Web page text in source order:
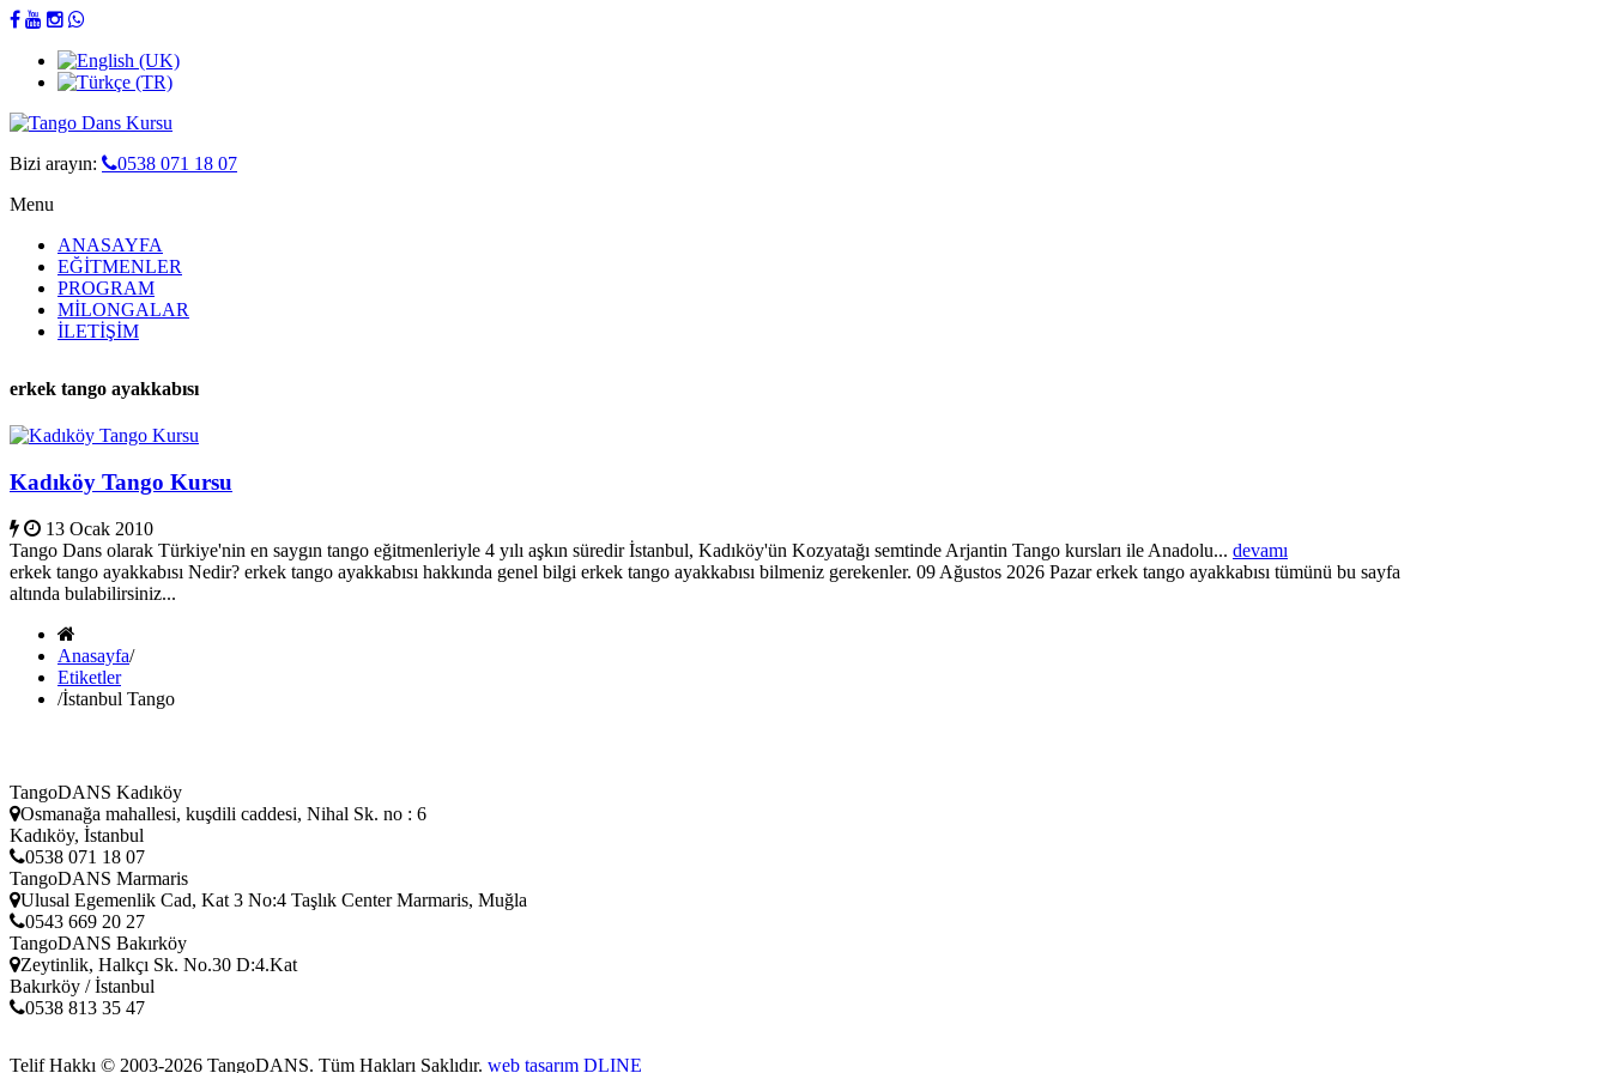
Bizi arayın: 0538 071 18 07
Menu
ANASAYFA
EĞİTMENLER
PROGRAM
MİLONGALAR
İLETİŞİM
erkek tango ayakkabısı
Kadıköy Tango Kursu
13 Ocak 2010
Tango Dans olarak Türkiye'nin en saygın tango eğitmenleriyle 4 yılı aşkın süredir İstanbul, Kadıköy'ün Kozyatağı semtinde Arjantin Tango kursları ile Anadolu... devamı
erkek tango ayakkabısı Nedir? erkek tango ayakkabısı hakkında genel bilgi erkek tango ayakkabısı bilmeniz gerekenler. 09 Ağustos 2026 Pazar erkek tango ayakkabısı tümünü bu sayfa
altında bulabilirsiniz...
Anasayfa/
Etiketler
/İstanbul Tango
TangoDANS Kadıköy
Osmanağa mahallesi, kuşdili caddesi, Nihal Sk. no : 6
Kadıköy, İstanbul
0538 071 18 07
TangoDANS Marmaris
Ulusal Egemenlik Cad, Kat 3 No:4 Taşlık Center Marmaris, Muğla
0543 669 20 27
TangoDANS Bakırköy
Zeytinlik, Halkçı Sk. No.30 D:4.Kat
Bakırköy / İstanbul
0538 813 35 47
Telif Hakkı © 2003-2026 TangoDANS. Tüm Hakları Saklıdır. web tasarım DLINE